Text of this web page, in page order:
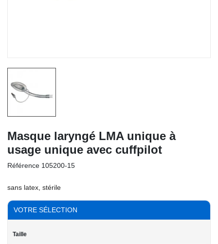
Masque laryngé LMA unique à
usage unique avec cuffpilot
Référence 105200-15
sans latex, stérile
VOTRE SÉLECTION
Taille